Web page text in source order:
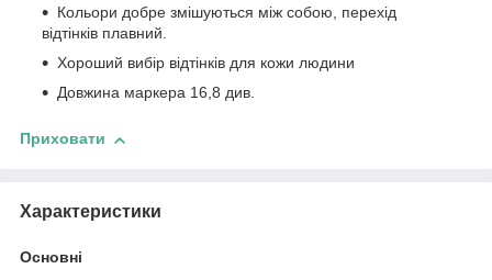
Кольори добре змішуються між собою, перехід
відтінків плавний.
Хороший вибір відтінків для кожи людини
Довжина маркера 16,8 див.
Приховати
Характеристики
Основні